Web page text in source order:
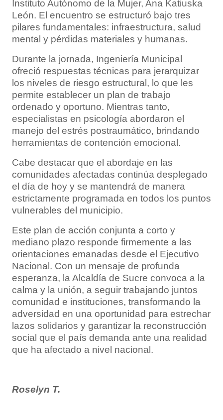
Instituto Autónomo de la Mujer, Ana Katiuska
León. El encuentro se estructuró bajo tres
pilares fundamentales: infraestructura, salud
mental y pérdidas materiales y humanas.
Durante la jornada, Ingeniería Municipal
ofreció respuestas técnicas para jerarquizar
los niveles de riesgo estructural, lo que les
permite establecer un plan de trabajo
ordenado y oportuno. Mientras tanto,
especialistas en psicología abordaron el
manejo del estrés postraumático, brindando
herramientas de contención emocional.
Cabe destacar que el abordaje en las
comunidades afectadas continúa desplegado
el día de hoy y se mantendrá de manera
estrictamente programada en todos los puntos
vulnerables del municipio.
Este plan de acción conjunta a corto y
mediano plazo responde firmemente a las
orientaciones emanadas desde el Ejecutivo
Nacional. Con un mensaje de profunda
esperanza, la Alcaldía de Sucre convoca a la
calma y la unión, a seguir trabajando juntos
comunidad e instituciones, transformando la
adversidad en una oportunidad para estrechar
lazos solidarios y garantizar la reconstrucción
social que el país demanda ante una realidad
que ha afectado a nivel nacional.
Roselyn T.